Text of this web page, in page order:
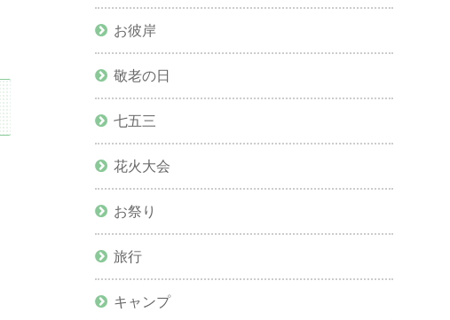
お彼岸
敬老の日
七五三
花火大会
お祭り
旅行
キャンプ